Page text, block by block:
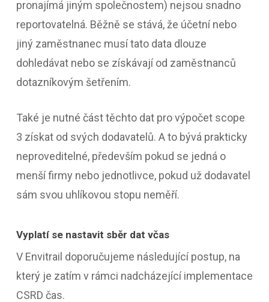
pronajímá jiným společnostem) nejsou snadno
reportovatelná. Běžně se stává, že účetní nebo
jiný zaměstnanec musí tato data dlouze
dohledávat nebo se získávají od zaměstnanců
dotazníkovým šetřením.
Také je nutné část těchto dat pro výpočet scope
3 získat od svých dodavatelů. A to bývá prakticky
neproveditelné, především pokud se jedná o
menší firmy nebo jednotlivce, pokud už dodavatel
sám svou uhlíkovou stopu neměří.
Vyplatí se nastavit sběr dat včas
V Envitrail doporučujeme následující postup, na
který je zatím v rámci nadcházející implementace
CSRD čas.